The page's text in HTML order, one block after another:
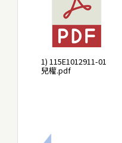
1) 115E1012911-01
兒權.pdf